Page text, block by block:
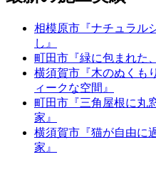
相模原市『ナチュラル
し』
町田市『緑に包まれた
横須賀市『木のぬくも
ィークな空間』
町田市『三角屋根に丸
家』
横須賀市『猫が自由に
家』